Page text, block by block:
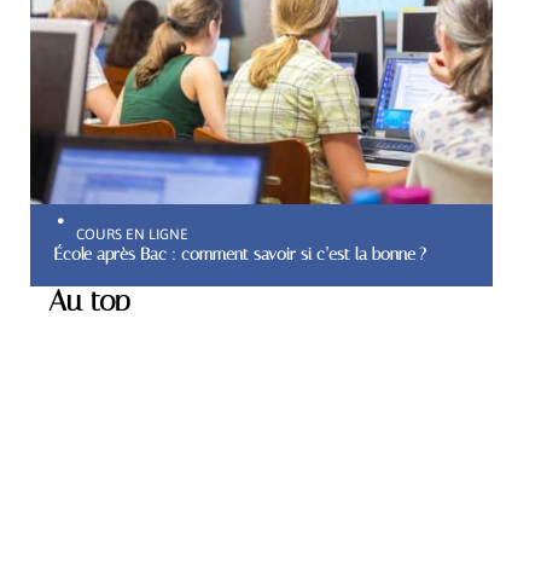
COURS EN LIGNE
École après Bac : comment savoir si c’est la bonne ?
Au top